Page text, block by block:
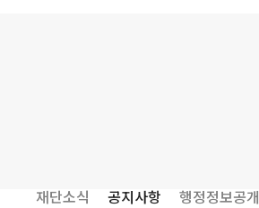
재단소식 공지사항 행정정보공개